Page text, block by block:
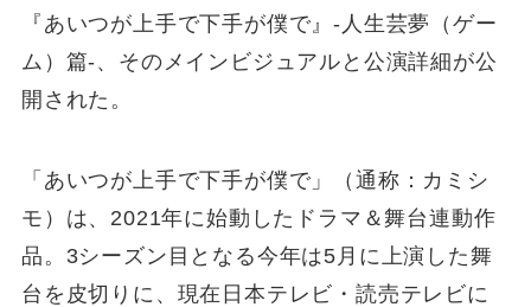
『あいつが上手で下手が僕で』-人生芸夢（ゲー
ム）篇-、そのメインビジュアルと公演詳細が公
開された。
「あいつが上⼿で下⼿が僕で」（通称：カミシ
モ）は、2021年に始動したドラマ＆舞台連動作
品。3シーズン目となる今年は5月に上演した舞
台を皮切りに、現在日本テレビ・読売テレビに